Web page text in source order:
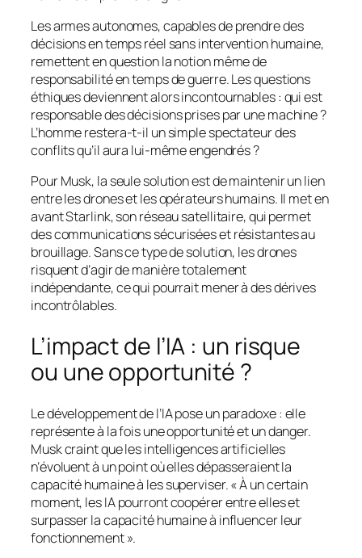
Les armes autonomes, capables de prendre des
décisions en temps réel sans intervention humaine,
remettent en question la notion même de
responsabilité en temps de guerre. Les questions
éthiques deviennent alors incontournables : qui est
responsable des décisions prises par une machine ?
L’homme restera-t-il un simple spectateur des
conflits qu’il aura lui-même engendrés ?
Pour Musk, la seule solution est de maintenir un lien
entre les drones et les opérateurs humains. Il met en
avant Starlink, son réseau satellitaire, qui permet
des communications sécurisées et résistantes au
brouillage. Sans ce type de solution, les drones
risquent d’agir de manière totalement
indépendante, ce qui pourrait mener à des dérives
incontrôlables.
L’impact de l’IA : un risque
ou une opportunité ?
Le développement de l’IA pose un paradoxe : elle
représente à la fois une opportunité et un danger.
Musk craint que les intelligences artificielles
n’évoluent à un point où elles dépasseraient la
capacité humaine à les superviser. « À un certain
moment, les IA pourront coopérer entre elles et
surpasser la capacité humaine à influencer leur
fonctionnement ».